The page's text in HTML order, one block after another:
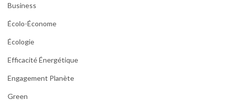
Business
Écolo-Économe
Écologie
Efficacité Énergétique
Engagement Planète
Green